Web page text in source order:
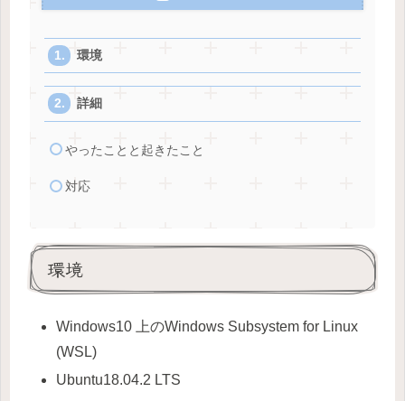
環境
詳細
やったことと起きたこと
対応
環境
Windows10 上のWindows Subsystem for Linux
(WSL)
Ubuntu18.04.2 LTS